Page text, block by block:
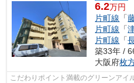
6.2万円
片町線 「
片町線 「
片町線 「
築33年 /
大阪府枚
こだわりポイント満載のグリーンアイ